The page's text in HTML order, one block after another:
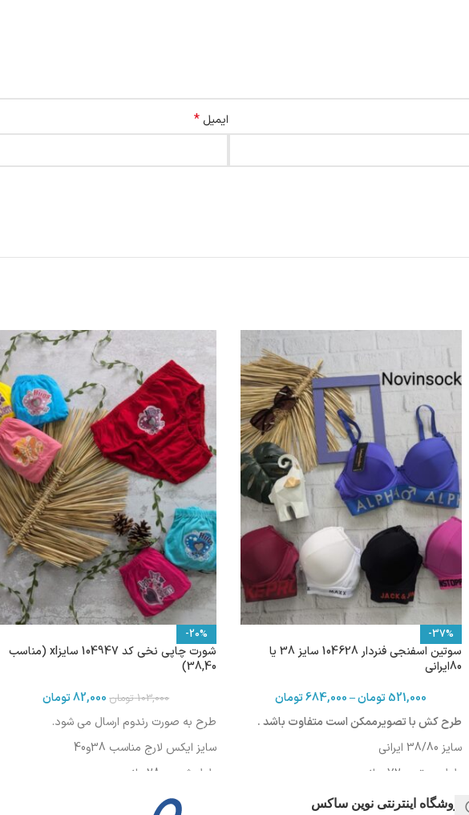
ایمیل *
-37%
سوتین اسفنجی فنردار 104628 سایز 38 یا
80ایرانی
521,000تومان–
684,000تومان
طرح کش با تصویرممکن است متفاوت باشد .
سایز 38/80 ایرانی
طول سوتین :72 سانت
دورکمر: 80-84 سانت
-20%
شورت چاپی نخی کد 104947 سایزxl (مناسب
38,40)
103,000 تومان 82,000تومان
طرح به صورت رندوم ارسال می شود.
سایز ایکس لارج مناسب 38و40
طول شورت :28سانت
طول فاق : 24 سانت
فروشگاه اینترنتی نوین ساکس